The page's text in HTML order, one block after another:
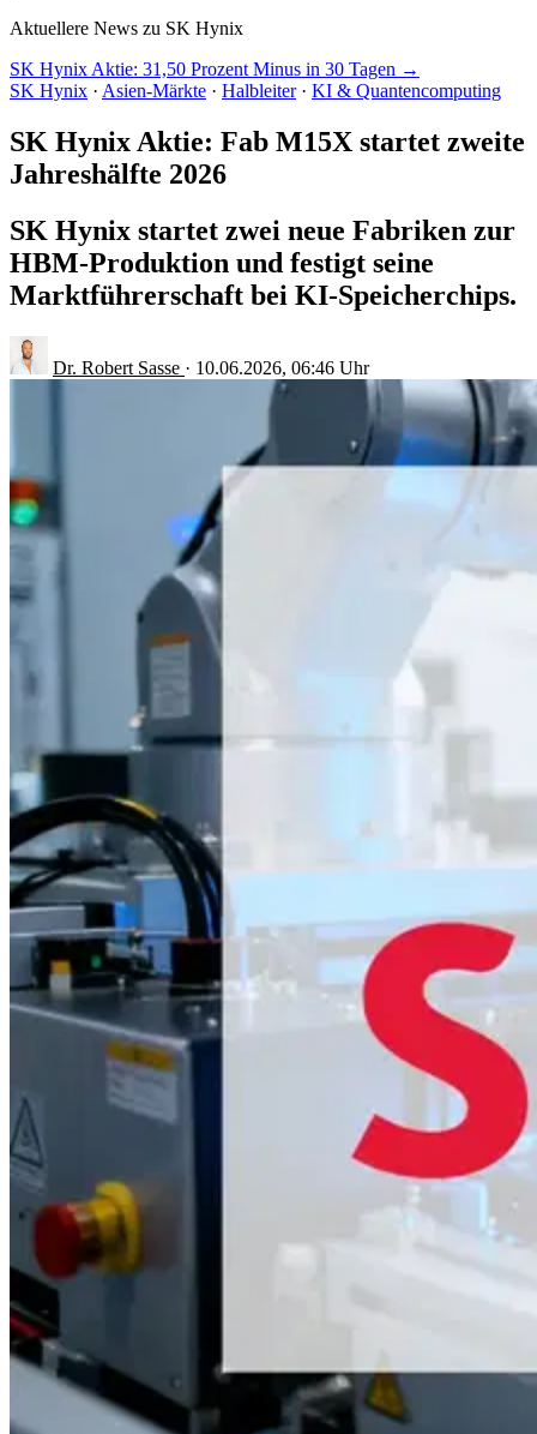
Aktuellere News zu SK Hynix
SK Hynix Aktie: 31,50 Prozent Minus in 30 Tagen →
SK Hynix · Asien-Märkte · Halbleiter · KI & Quantencomputing
SK Hynix Aktie: Fab M15X startet zweite
Jahreshälfte 2026
SK Hynix startet zwei neue Fabriken zur
HBM-Produktion und festigt seine
Marktführerschaft bei KI-Speicherchips.
Dr. Robert Sasse · 10.06.2026, 06:46 Uhr